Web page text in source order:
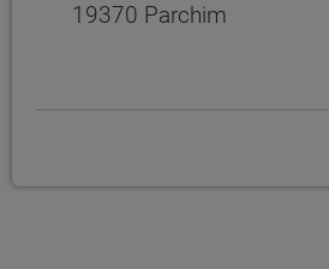
19370 Parchim